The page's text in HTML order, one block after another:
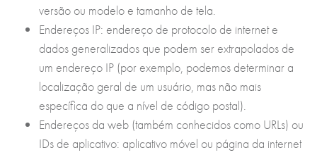
versão ou modelo e tamanho de tela.
Endereços IP: endereço de protocolo de internet e
dados generalizados que podem ser extrapolados de
um endereço IP (por exemplo, podemos determinar a
localização geral de um usuário, mas não mais
específica do que a nível de código postal).
Endereços da web (também conhecidos como URLs) ou
IDs de aplicativo: aplicativo móvel ou página da internet